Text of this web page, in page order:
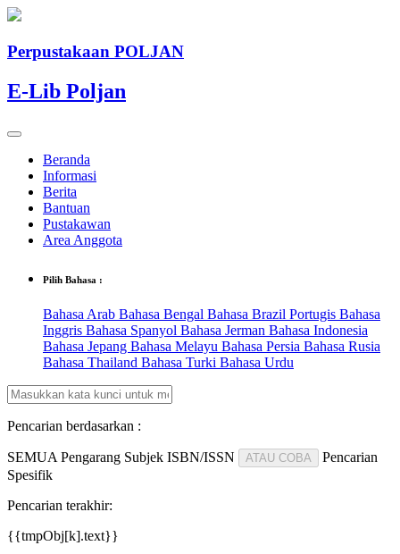
Perpustakaan POLJAN
E-Lib Poljan
Beranda
Informasi
Berita
Bantuan
Pustakawan
Area Anggota
Pilih Bahasa :
Bahasa Arab Bahasa Bengal Bahasa Brazil Portugis Bahasa
Inggris Bahasa Spanyol Bahasa Jerman Bahasa Indonesia
Bahasa Jepang Bahasa Melayu Bahasa Persia Bahasa Rusia
Bahasa Thailand Bahasa Turki Bahasa Urdu
Pencarian berdasarkan :
SEMUA Pengarang Subjek ISBN/ISSN ATAU COBA
Pencarian
Spesifik
Pencarian terakhir:
{{tmpObj[k].text}}